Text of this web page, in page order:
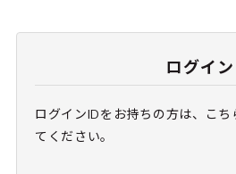
ログイン
ログインIDをお持ちの方は、こ
てください。